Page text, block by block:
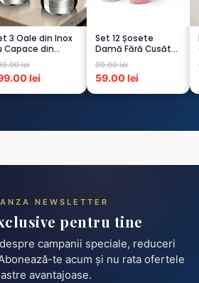
3 Oale din Inox
Capace din
lei
lei
Set 12 Șosete
Damă Fără Cusături
– 6 Albe + 6 Roz –
Scu...
99.00 lei
59.00 lei
NEWSLETTER
pentru tine
campanii speciale, reduceri
te acum și nu rata ofertele
avantajoase.